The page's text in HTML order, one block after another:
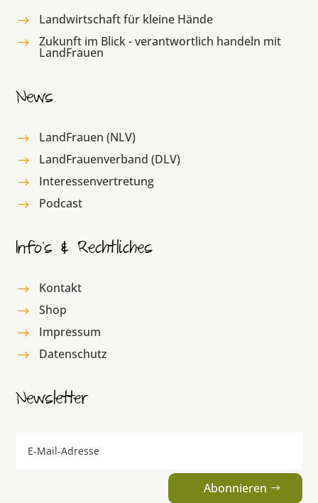
$ Landwirtschaft für kleine Hände
$ Zukunft im Blick - verantwortlich handeln mit
LandFrauen
News
$ LandFrauen (NLV)
$ LandFrauenverband (DLV)
$ Interessenvertretung
$ Podcast
Info’s & Rechtliches
$ Kontakt
$ Shop
$ Impressum
$ Datenschutz
Newsletter
Abonnieren